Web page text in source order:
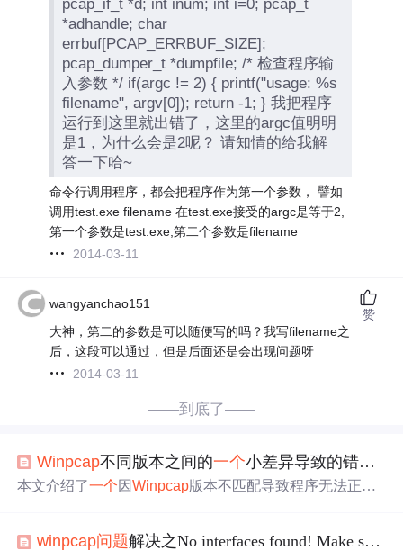
pcap_if_t *d; int inum; int i=0; pcap_t
*adhandle; char
errbuf[PCAP_ERRBUF_SIZE];
pcap_dumper_t *dumpfile; /* 检查程序输
入参数 */ if(argc != 2) { printf("usage: %s
filename", argv[0]); return -1; } 我把程序
运行到这里就出错了，这里的argc值明明
是1，为什么会是2呢？ 请知情的给我解
答一下哈~
命令行调用程序，都会把程序作为第一个参数， 譬如
调用test.exe filename 在test.exe接受的argc是等于2,
第一个参数是test.exe,第二个参数是filename
2014-03-11
wangyanchao151
大神，第二的参数是可以随便写的吗？我写filename之
后，这段可以通过，但是后面还是会出现问题呀
2014-03-11
赞
——到底了——
Winpcap不同版本之间的一个小差异导致的错误。
本文介绍了一个因Winpcap版本不匹配导致程序无法正常
本的Winpcap进行网络数据包捕获。
winpcap问题解决之No interfaces found! Make sure